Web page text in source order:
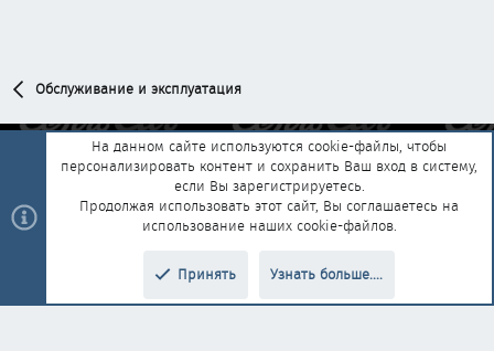
Обслуживание и эксплуатация
Обратная связь
Условия и правила
Политика конфиденциальности
Помощь Главная
R
add-ons by ThemeHouse Перевод от Jumuro®
На данном сайте используются cookie-файлы, чтобы
персонализировать контент и сохранить Ваш вход в систему,
если Вы зарегистрируетесь.
Продолжая использовать этот сайт, Вы соглашаетесь на
использование наших cookie-файлов.
Принять Узнать больше....